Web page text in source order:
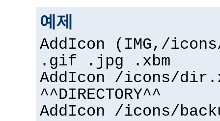
예제
AddIcon (IMG,/
.gif .jpg .xbm
AddIcon /icons/
^^DIRECTORY^^
AddIcon /icons/